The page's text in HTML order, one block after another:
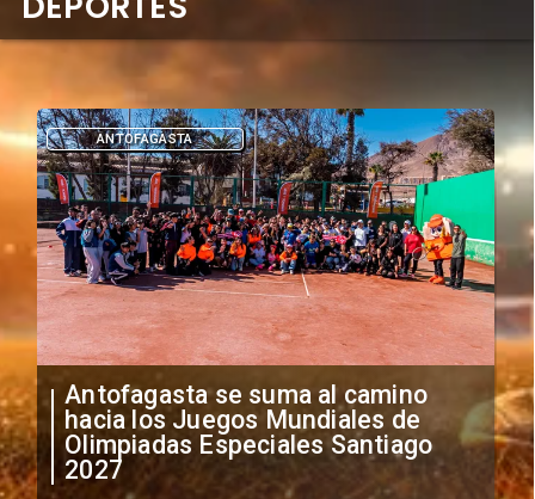
Antofagasta se suma al camino
hacia los Juegos Mundiales de
Olimpiadas Especiales Santiago
2027
ANTOFAGASTA